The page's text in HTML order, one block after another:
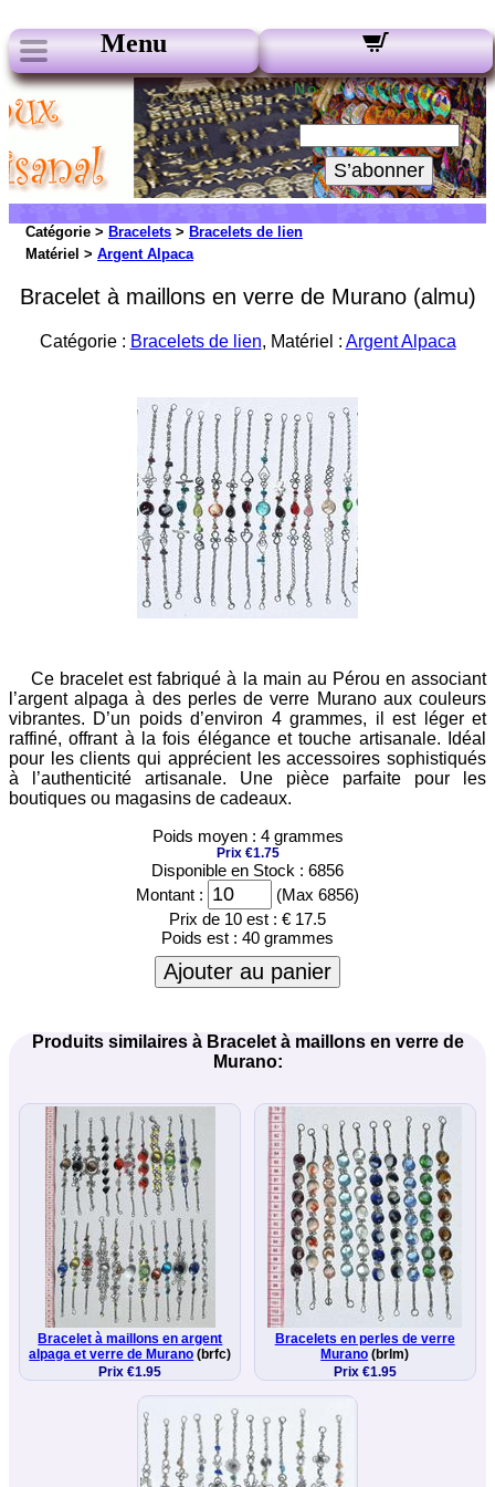
Menu
Nos Newsletters :
Votre Email :
S’abonner
Catégorie > Bracelets > Bracelets de lien
Matériel > Argent Alpaca
Bracelet à maillons en verre de Murano (almu)
Catégorie : Bracelets de lien, Matériel : Argent Alpaca
Ce bracelet est fabriqué à la main au Pérou en associant
l’argent alpaga à des perles de verre Murano aux couleurs
vibrantes. D’un poids d’environ 4 grammes, il est léger et
raffiné, offrant à la fois élégance et touche artisanale. Idéal
pour les clients qui apprécient les accessoires sophistiqués
à l’authenticité artisanale. Une pièce parfaite pour les
boutiques ou magasins de cadeaux.
Poids moyen : 4 grammes
Prix €1.75
Disponible en Stock : 6856
Montant :
(Max 6856)
Prix de 10 est : € 17.5
Poids est : 40 grammes
Ajouter au panier
Produits similaires à Bracelet à maillons en verre de
Murano:
Bracelet à maillons en argent
alpaga et verre de Murano (brfc)
Prix €1.95
Bracelets en perles de verre
Murano (brlm)
Prix €1.95